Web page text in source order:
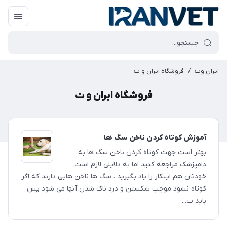
ایران وِت / فروشگاه ایران و ت
فروشگاه ایران و ت
آموزش کوتاه کردن ناخن سگ ها
بهتر است جهت کوتاه کردن ناخن سگ ها به
دامپزشک مراجعه کنید اما به دلایلی لازم است
خودتان هم اینکار را یاد بگیرید . سگ ها ناخن هایی دارند که اگر
کوتاه نشود موجب شکستن و درد ناک شدن آنها می شود پس
باید ب...